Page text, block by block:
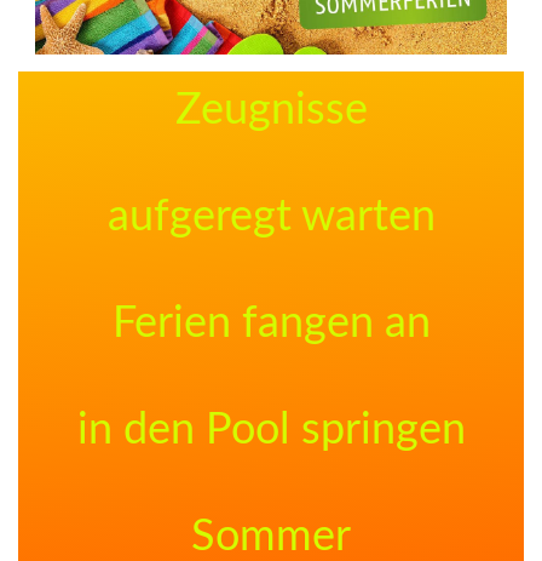
Zeugnisse
aufgeregt warten
Ferien fangen an
in den Pool springen
Sommer